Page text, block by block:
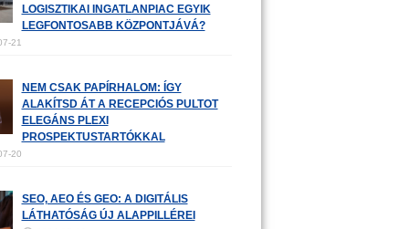
LOGISZTIKAI INGATLANPIAC EGYIK
LEGFONTOSABB KÖZPONTJÁVÁ?
21
NEM CSAK PAPÍRHALOM: ÍGY
ALAKÍTSD ÁT A RECEPCIÓS PULTOT
ELEGÁNS PLEXI
PROSPEKTUSTARTÓKKAL
20
SEO, AEO ÉS GEO: A DIGITÁLIS
LÁTHATÓSÁG ÚJ ALAPPILLÉREI